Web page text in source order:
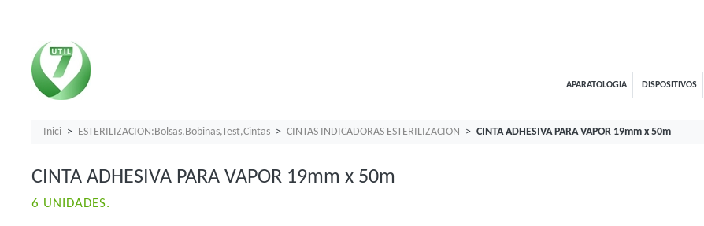
APARATOLOGIA DISPOSITIVOS
Inici ESTERILIZACION:Bolsas,Bobinas,Test,Cintas CINTAS INDICADORAS ESTERILIZACION CINTA ADHESIVA PARA VAPOR 19mm x 50m
CINTA ADHESIVA PARA VAPOR 19mm x 50m
6 UNIDADES.